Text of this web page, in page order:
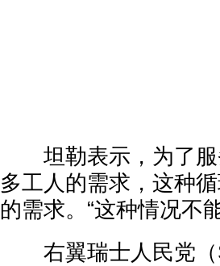
坦勒表示，为了服
多工人的需求，这种
的需求。“这种情况不
右翼瑞士人民党（